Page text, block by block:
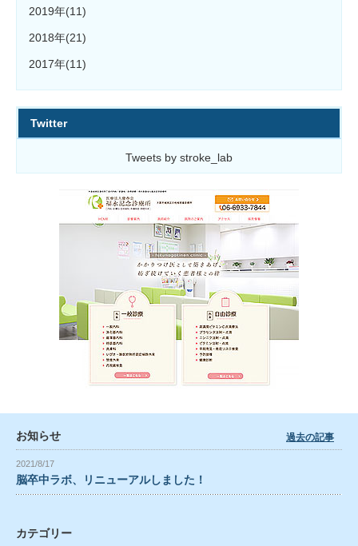
2019年(11)
2018年(21)
2017年(11)
Twitter
Tweets by stroke_lab
お知らせ
2021/8/17
脳卒中ラボ、リニューアルしました！
過去の記事
カテゴリー